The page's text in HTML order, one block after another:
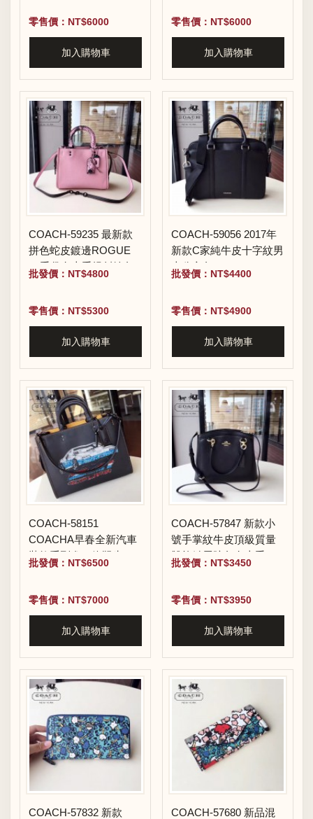
零售價：NT$6000
加入購物車
零售價：NT$6000
加入購物車
COACH-59235 最新款
拼色蛇皮鍍邊ROGUE
25手袋女士手提斜挎包
批發價：NT$4800
零售價：NT$5300
加入購物車
COACH-59056 2017年
新款C家純牛皮十字紋男
士公文包
批發價：NT$4400
零售價：NT$4900
加入購物車
COACH-58151
COACHA早春全新汽車
裝飾系列進口鉻鞣牛皮
長短肩帶新款亮片手提
批發價：NT$6500
零售價：NT$7000
加入購物車
COACH-57847 新款小
號手掌紋牛皮頂級質量
雙拉鏈馬蹄包女士手提
肩背包
批發價：NT$3450
零售價：NT$3950
加入購物車
COACH-57832 新款
COACH-57680 新品混